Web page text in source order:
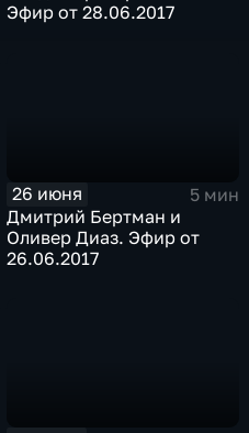
Эфир от 28.06.2017
26 июня
5 мин
Дмитрий Бертман и
Оливер Диаз. Эфир от
26.06.2017